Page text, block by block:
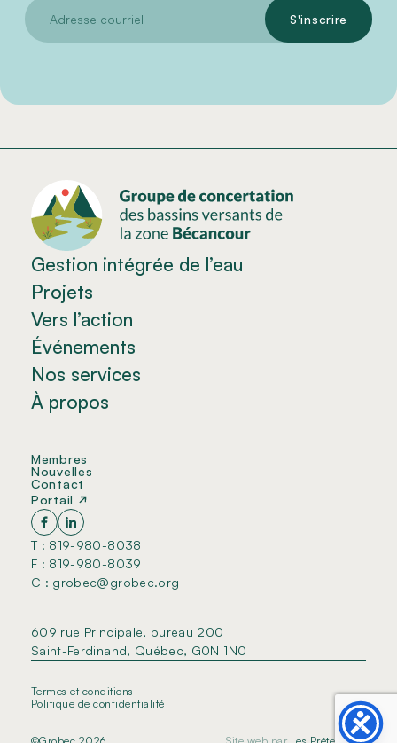
Gestion intégrée de l’eau
Projets
Vers l’action
Événements
Nos services
À propos
Membres
Nouvelles
Contact
Portail
T : 819-980-8038
F : 819-980-8039
C : grobec@grobec.org
609 rue Principale, bureau 200
Saint-Ferdinand, Québec, G0N 1N0
Politique de confidentialité
Termes et conditions